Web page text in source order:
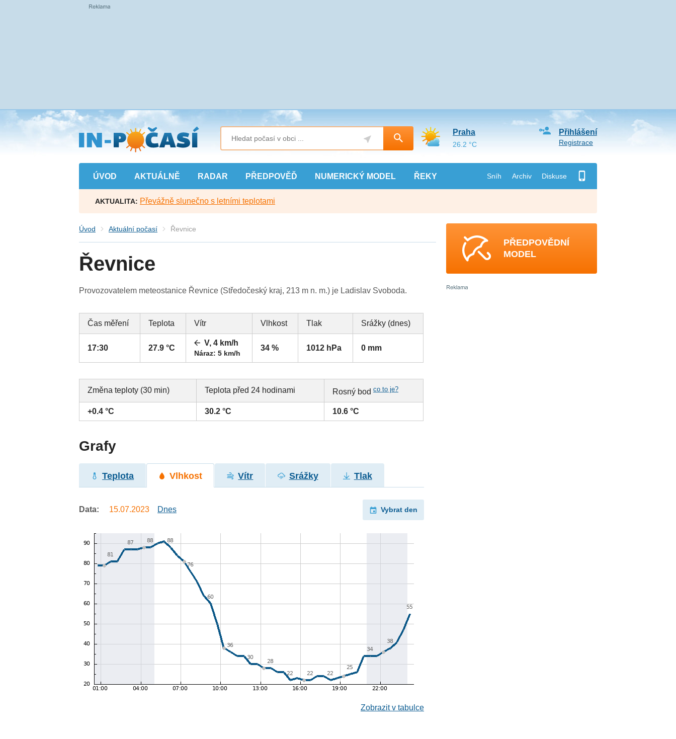
Přejít
na
hlavní
obsah
ÚVOD AKTUÁLNĚ RADAR PŘEDPOVĚĎ NUMERICKÝ MODEL ŘEKY Sníh Archiv Diskuse
Přihlášení
Registrace
Praha
26.2 °C
AKTUALITA: Převážně slunečno s letními teplotami
Úvod Aktuální počasí Řevnice
Řevnice
Provozovatelem meteostanice Řevnice (Středočeský kraj, 213 m n. m.) je Ladislav Svoboda.
Čas měření Teplota Vítr Vlhkost Tlak Srážky (dnes)
17:30 27.9 °C
V, 4 km/h
Náraz: 5 km/h
34 % 1012 hPa 0 mm
Změna teploty (30 min) Teplota před 24 hodinami Rosný bodco to je?
+0.4 °C 30.2 °C 10.6 °C
Grafy
Teplota Vlhkost Vítr Srážky Tlak
Data: 15.07.2023 Dnes Vybrat den
Zobrazit v tabulce
PŘEDPOVĚDNÍ
MODEL